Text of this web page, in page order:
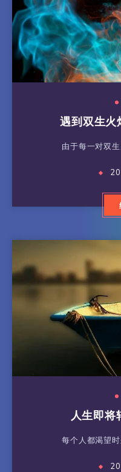
遇到双生火
由于每一对双
人生即将
每个人都渴望